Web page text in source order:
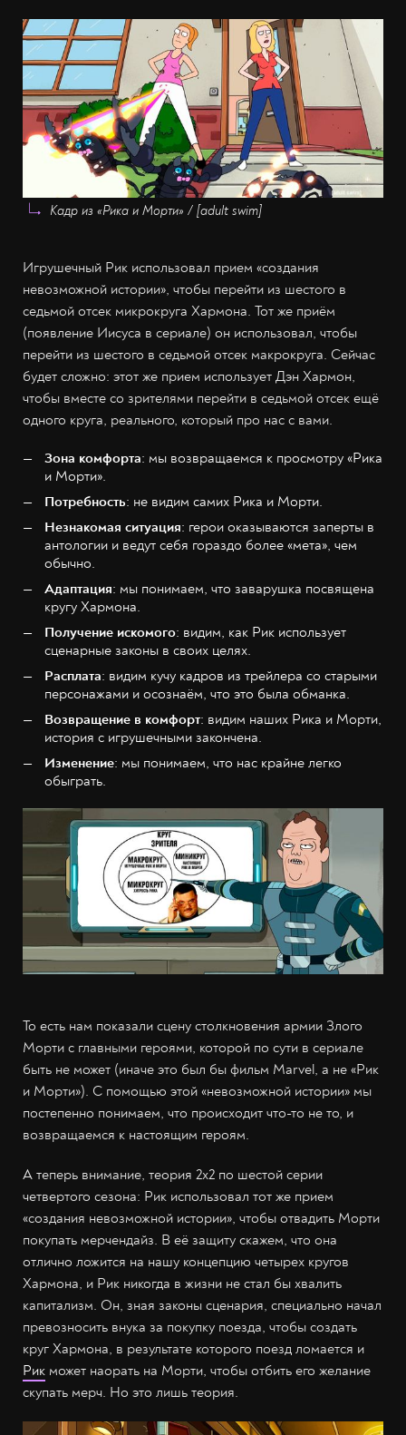
Кадр из «Рика и Морти» / [adult swim]
Игрушечный Рик использовал прием «создания
невозможной истории», чтобы перейти из шестого в
седьмой отсек микрокруга Хармона. Тот же приём
(появление Иисуса в сериале) он использовал, чтобы
перейти из шестого в седьмой отсек макрокруга. Сейчас
будет сложно: этот же прием использует Дэн Хармон,
чтобы вместе со зрителями перейти в седьмой отсек ещё
одного круга, реального, который про нас с вами.
Зона комфорта: мы возвращаемся к просмотру «Рика
и Морти».
Потребность: не видим самих Рика и Морти.
Незнакомая ситуация: герои оказываются заперты в
антологии и ведут себя гораздо более «мета», чем
обычно.
Адаптация: мы понимаем, что заварушка посвящена
кругу Хармона.
Получение искомого: видим, как Рик использует
сценарные законы в своих целях.
Расплата: видим кучу кадров из трейлера со старыми
персонажами и осознаём, что это была обманка.
Возвращение в комфорт: видим наших Рика и Морти,
история с игрушечными закончена.
Изменение: мы понимаем, что нас крайне легко
обыграть.
То есть нам показали сцену столкновения армии Злого
Морти с главными героями, которой по сути в сериале
быть не может (иначе это был бы фильм Marvel, а не «Рик
и Морти»). С помощью этой «невозможной истории» мы
постепенно понимаем, что происходит что-то не то, и
возвращаемся к настоящим героям.
А теперь внимание, теория 2x2 по шестой серии
четвертого сезона: Рик использовал тот же прием
«создания невозможной истории», чтобы отвадить Морти
покупать мерчендайз. В её защиту скажем, что она
отлично ложится на нашу концепцию четырех кругов
Хармона, и Рик никогда в жизни не стал бы хвалить
капитализм. Он, зная законы сценария, специально начал
превозносить внука за покупку поезда, чтобы создать
круг Хармона, в результате которого поезд ломается и
Рик может наорать на Морти, чтобы отбить его желание
скупать мерч. Но это лишь теория.